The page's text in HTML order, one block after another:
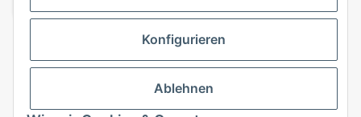
Vertrag widerrufen
Konfigurieren
Ablehnen